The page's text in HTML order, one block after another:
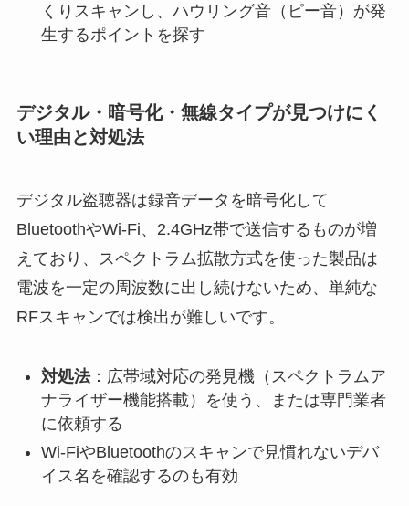
くりスキャンし、ハウリング音（ピー音）が発
生するポイントを探す
デジタル・暗号化・無線タイプが見つけにく
い理由と対処法
デジタル盗聴器は録音データを暗号化して
BluetoothやWi-Fi、2.4GHz帯で送信するものが増
えており、スペクトラム拡散方式を使った製品は
電波を一定の周波数に出し続けないため、単純な
RFスキャンでは検出が難しいです。
対処法：広帯域対応の発見機（スペクトラムア
ナライザー機能搭載）を使う、または専門業者
に依頼する
Wi-FiやBluetoothのスキャンで見慣れないデバ
イス名を確認するのも有効